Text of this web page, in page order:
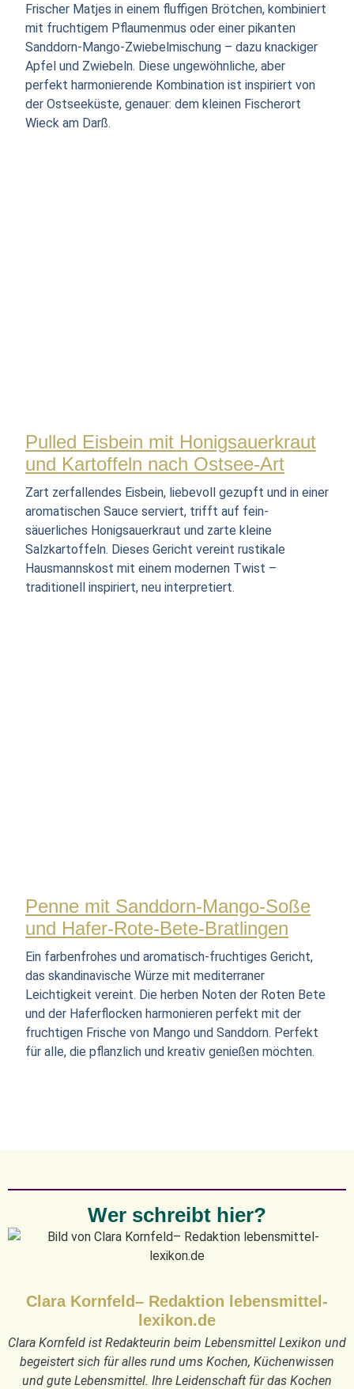
Frischer Matjes in einem fluffigen Brötchen, kombiniert
mit fruchtigem Pflaumenmus oder einer pikanten
Sanddorn-Mango-Zwiebelmischung – dazu knackiger
Apfel und Zwiebeln. Diese ungewöhnliche, aber
perfekt harmonierende Kombination ist inspiriert von
der Ostseeküste, genauer: dem kleinen Fischerort
Wieck am Darß.
Pulled Eisbein mit Honigsauerkraut
und Kartoffeln nach Ostsee-Art
Zart zerfallendes Eisbein, liebevoll gezupft und in einer
aromatischen Sauce serviert, trifft auf fein-
säuerliches Honigsauerkraut und zarte kleine
Salzkartoffeln. Dieses Gericht vereint rustikale
Hausmannskost mit einem modernen Twist –
traditionell inspiriert, neu interpretiert.
Penne mit Sanddorn-Mango-Soße
und Hafer-Rote-Bete-Bratlingen
Ein farbenfrohes und aromatisch-fruchtiges Gericht,
das skandinavische Würze mit mediterraner
Leichtigkeit vereint. Die herben Noten der Roten Bete
und der Haferflocken harmonieren perfekt mit der
fruchtigen Frische von Mango und Sanddorn. Perfekt
für alle, die pflanzlich und kreativ genießen möchten.
Wer schreibt hier?
Clara Kornfeld– Redaktion lebensmittel-
lexikon.de
Clara Kornfeld ist Redakteurin beim Lebensmittel Lexikon und
begeistert sich für alles rund ums Kochen, Küchenwissen
und gute Lebensmittel. Ihre Leidenschaft für das Kochen